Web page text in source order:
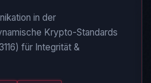
in der
Krypto-Standards
für Integrität &